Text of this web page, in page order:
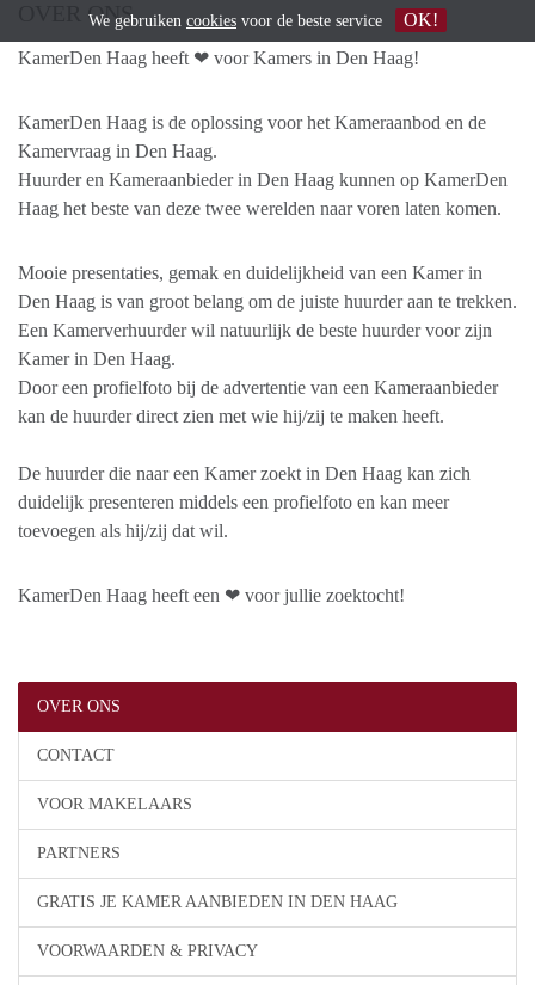
OVER ONS
CONTACT
VOOR MAKELAARS
PARTNERS
GRATIS JE KAMER AANBIEDEN IN DEN HAAG
VOORWAARDEN & PRIVACY
OVER ONS
KamerDen Haag heeft ❤ voor Kamers in Den Haag!
KamerDen Haag is de oplossing voor het Kameraanbod en de
Kamervraag in Den Haag.
Huurder en Kameraanbieder in Den Haag kunnen op KamerDen
Haag het beste van deze twee werelden naar voren laten komen.
Mooie presentaties, gemak en duidelijkheid van een Kamer in
Den Haag is van groot belang om de juiste huurder aan te trekken.
Een Kamerverhuurder wil natuurlijk de beste huurder voor zijn
Kamer in Den Haag.
Door een profielfoto bij de advertentie van een Kameraanbieder
kan de huurder direct zien met wie hij/zij te maken heeft.
De huurder die naar een Kamer zoekt in Den Haag kan zich
duidelijk presenteren middels een profielfoto en kan meer
toevoegen als hij/zij dat wil.
KamerDen Haag heeft een ❤ voor jullie zoektocht!
We gebruiken cookies voor de beste service OK!